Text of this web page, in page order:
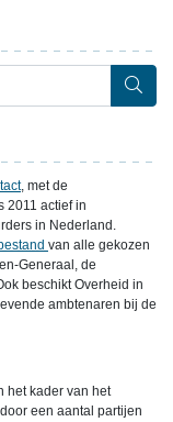
, met de
2011 actief in
in Nederland.
van alle gekozen
Generaal, de
beschikt Overheid in
ambtenaren bij de
het kader van het
een aantal partijen